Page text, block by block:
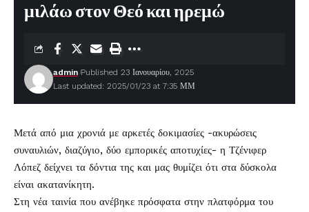
μιλάω στον Θεό και ηρεμώ
Last updated: 2025/01/23 at 7:35 ΜΜ
admin Published 23 Ιανουαρίου, 2025
Μετά από μια χρονιά με αρκετές δοκιμασίες -ακυρώσεις
συναυλιών, διαζύγιο, δύο εμπορικές αποτυχίες- η Τζένιφερ
Λόπεζ δείχνει τα δόντια της και μας θυμίζει ότι στα δύσκολα
είναι ακατανίκητη.
Στη νέα ταινία που ανέβηκε πρόσφατα στην πλατφόρμα του